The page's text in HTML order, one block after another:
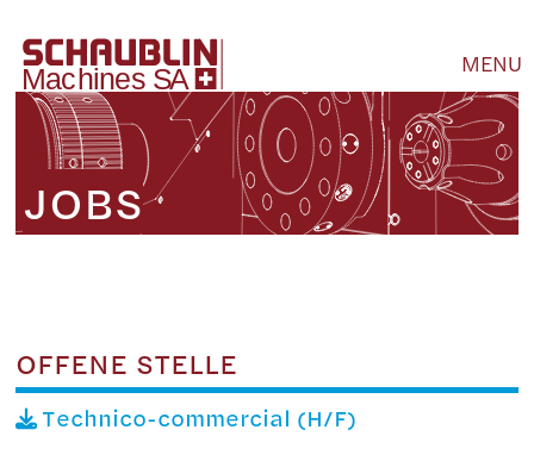
MENU
JOBS
OFFENE STELLE
Technico-commercial (H/F)